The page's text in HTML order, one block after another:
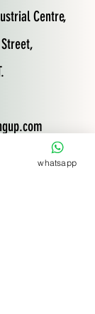
Centre,
whatsapp